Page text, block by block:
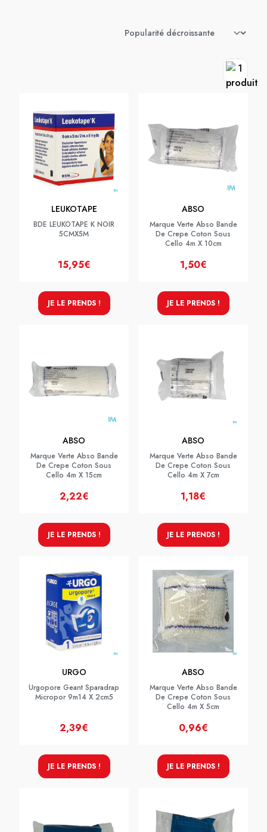
LEUKOTAPE
BDE LEUKOTAPE K NOIR
5CMX5M
15,95€
JE LE PRENDS !
ABSO
Marque Verte Abso Bande
De Crepe Coton Sous
Cello 4m X 10cm
1,50€
JE LE PRENDS !
ABSO
Marque Verte Abso Bande
De Crepe Coton Sous
Cello 4m X 15cm
2,22€
JE LE PRENDS !
ABSO
Marque Verte Abso Bande
De Crepe Coton Sous
Cello 4m X 7cm
1,18€
JE LE PRENDS !
URGO
Urgopore Geant Sparadrap
Micropor 9m14 X 2cm5
2,39€
JE LE PRENDS !
ABSO
Marque Verte Abso Bande
De Crepe Coton Sous
Cello 4m X 5cm
0,96€
JE LE PRENDS !